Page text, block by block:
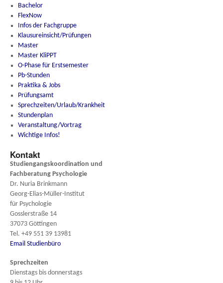
Bachelor
FlexNow
Infos der Fachgruppe
Klausureinsicht/Prüfungen
Master
Master KliPPT
O-Phase für Erstsemester
Pb-Stunden
Praktika & Jobs
Prüfungsamt
Sprechzeiten/Urlaub/Krankheit
Stundenplan
Veranstaltung/Vortrag
Wichtige Infos!
Kontakt
Studiengangskoordination und
Fachberatung Psychologie
Dr. Nuria Brinkmann
Georg-Elias-Müller-Institut
für Psychologie
Gosslerstraße 14
37073 Göttingen
Tel. +49 551 39 13981
Email Studienbüro
Sprechzeiten
Dienstags bis donnerstags